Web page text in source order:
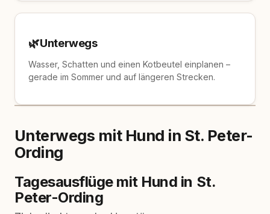
🌿Unterwegs
Wasser, Schatten und einen Kotbeutel einplanen –
gerade im Sommer und auf längeren Strecken.
Unterwegs mit Hund in St. Peter-
Ording
Tagesausflüge mit Hund in St.
Peter-Ording